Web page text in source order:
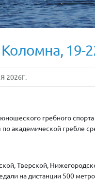
19-
2026Г.
гребного
академической гребле
Тверской,
на дистанции 500